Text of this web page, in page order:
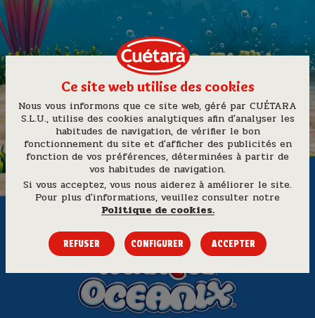
Recyclez avec les amis de
Ce site web utilise des cookies
Nous vous informons que ce site web, géré par CUÉTARA
S.L.U., utilise des cookies analytiques afin d'analyser les
habitudes de navigation, de vérifier le bon
fonctionnement du site et d'afficher des publicités en
fonction de vos préférences, déterminées à partir de
vos habitudes de navigation.
Si vous acceptez, vous nous aiderez à améliorer le site.
Pour plus d'informations, veuillez consulter notre
Politique de cookies.
REFUSER CONFIGURER ACCEPTER